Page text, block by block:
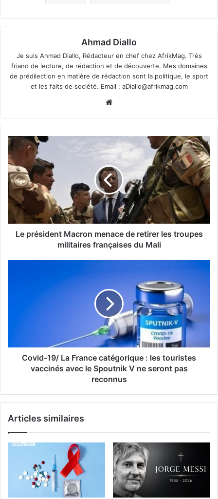
Ahmad Diallo
Je suis Ahmad Diallo, Rédacteur en chef chez AfrikMag. Très
friand de lecture, de rédaction et de découverte. Mes domaines
de prédilection en matière de rédaction sont la politique, le sport
et les faits de société. Email : aDiallo@afrikmag.com
Le président Macron menace de retirer les troupes
militaires françaises du Mali
Covid-19/ La France catégorique : les touristes
vaccinés avec le Spoutnik V ne seront pas
reconnus
Articles similaires